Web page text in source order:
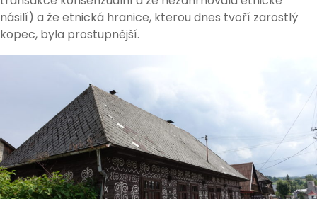
násilí) a že etnická hranice, kterou dnes tvoří zarostlý
kopec, byla prostupnější.